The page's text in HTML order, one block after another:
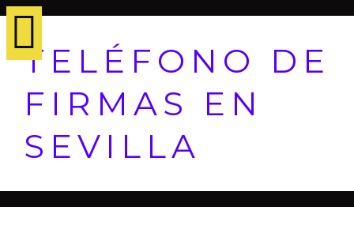
TELÉFONO DE
FIRMAS EN
SEVILLA